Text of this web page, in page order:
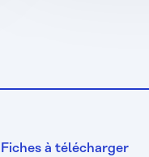
Fiches à télécharger